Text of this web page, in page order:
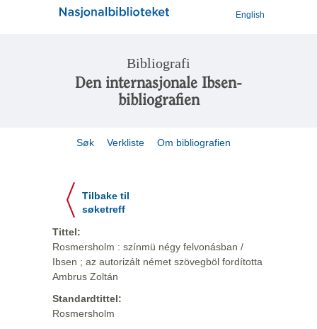
English
Bibliografi
Den internasjonale Ibsen-
bibliografien
Søk Verkliste Om bibliografien
Tilbake til
søketreff
Tittel:
Rosmersholm : színmü négy felvonásban /
Ibsen ; az autorizált német szövegböl fordította
Ambrus Zoltán
Standardtittel:
Rosmersholm